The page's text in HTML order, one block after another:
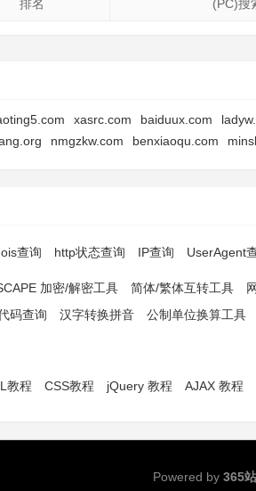
排名 (PC)搜
xasrc.com baiduux.com
nmgzkw.com benxiaoqu.com
查询 http状态查询 IP查询 UserAgent
加密/解密工具 简体/繁体互转工具
码查询 汉字转换拼音 公制单位换算工具
教程 CSS教程 jQuery 教程 AJAX 教程
Powered by 365